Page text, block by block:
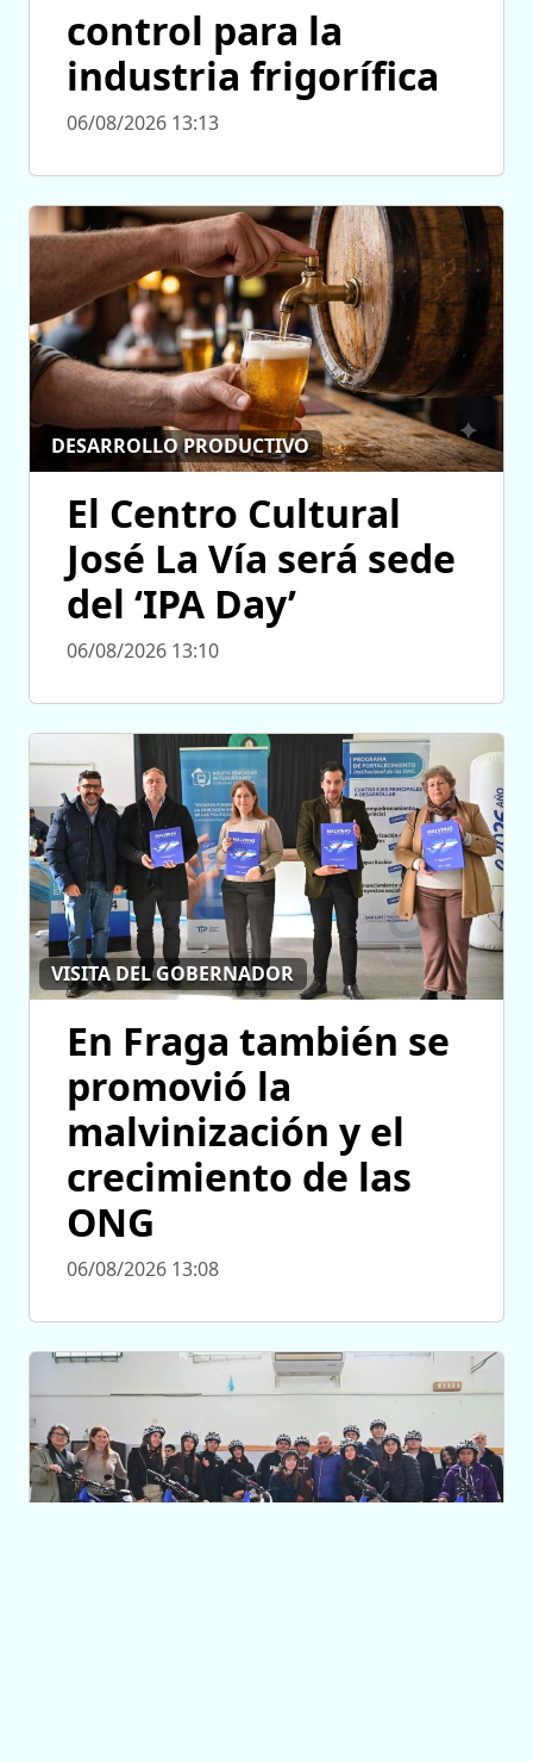
control para la
industria frigorífica
06/08/2026 13:13
DESARROLLO PRODUCTIVO
El Centro Cultural
José La Vía será sede
del ‘IPA Day’
06/08/2026 13:10
VISITA DEL GOBERNADOR
En Fraga también se
promovió la
malvinización y el
crecimiento de las
ONG
06/08/2026 13:08